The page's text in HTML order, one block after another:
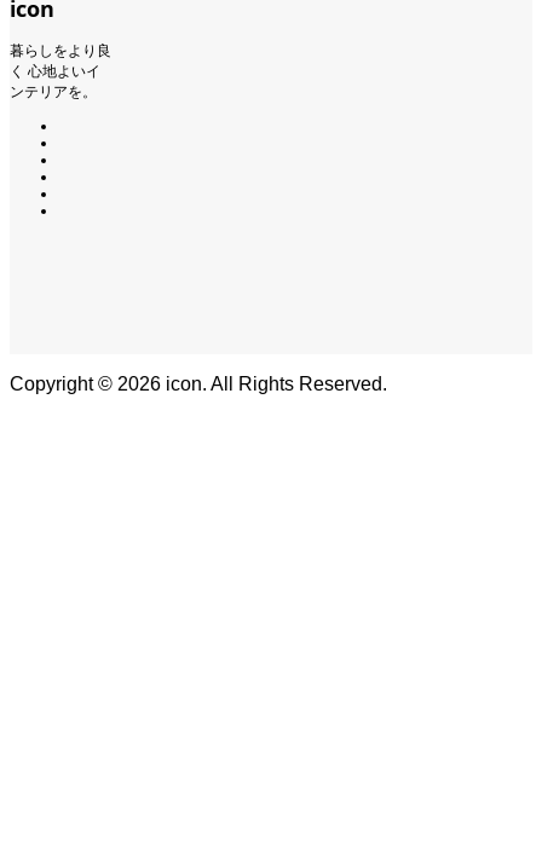
icon
暮らしをより良
く 心地よいイ
ンテリアを。
Copyright © 2026 icon. All Rights Reserved.